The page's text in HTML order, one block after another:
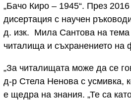
„Бачо Киро – 1945“. През
дисертация с научен
д. изк. Мила Сантова на тема
читалища и съхранението на
„За читалищата може да се
д-р Стела Ненова с усмивка,
е щедра на знания. „Те са